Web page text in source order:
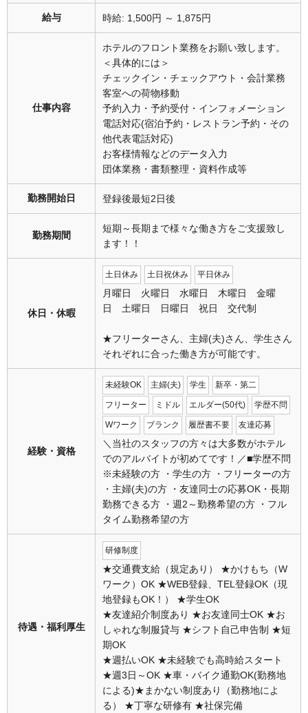
給与 時給: 1,500円 ～ 1,875円
仕事内容
ホテルのフロント業務をお願い致します。
＜具体的には＞
チェックイン・チェックアウト・会計業務
客室への荷物移動
予約入力・予約受付・インフォメーション
電話対応(宿泊予約・レストラン予約・その
他代表電話対応)
お客様情報などのデータ入力
団体業務・書類整理・資料作成等
勤務開始日 登録後最短2日後
勤務期間
短期～長期まで様々な働き方をご支援致し
ます！！
休日・休暇
土日休み 土日祝休み 平日休み
月曜日 火曜日 水曜日 木曜日 金曜
日 土曜日 日曜日 祝日 交代制
★フリーターさん、主婦(夫)さん、学生さん
それぞれに合った働き方が可能です。
経験・資格
未経験OK 主婦(夫) 学生 新卒・第二
フリーター ミドル エルダー(50代) 学歴不問
Wワーク ブランク 履歴書不要 友達応募
＼当社のスタッフの方々は大多数がホテル
でのアルバイトが初めてです！／■学歴不問
※未経験の方 ・学生の方 ・フリーターの方
・主婦(夫)の方 ・友達同士の応募OK・長期
勤務できる方 ・週2～勤務希望の方 ・フル
タイム勤務希望の方
待遇・福利厚生
研修制度
★交通費支給（規定あり） ★かけもち（W
ワーク）OK ★WEB登録、TEL登録OK（現
地登録もOK！） ★学生OK
★友達紹介制度あり ★お友達同士OK ★お
しゃれな制服貸与 ★シフト自己申告制 ★短
期OK
★週払いOK ★未経験でも高時給スタート
★週3日～OK ★車・バイク通勤OK(勤務地
による)★まかない制度あり（勤務地によ
る） ★丁寧な研修有 ★社保完備